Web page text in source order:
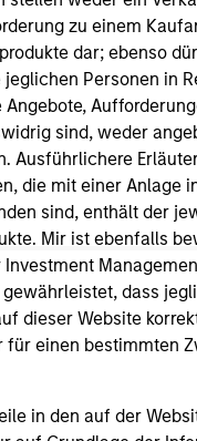
zu einem
dar; ebenso
jeglichen Personen in
Angebote,
sind, weder
Ausführlichere
die mit einer Anlage
sind, enthält der
Mir ist ebenfalls
Investment
dass
dieser Website
für einen bestimmten
in den auf der
information
should not be
services or an
offer to buy any
such offer or
would be unlawful
or other laws of
risks, including a
strategy detail page
strategy, including